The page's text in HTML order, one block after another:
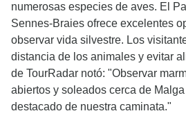
numerosas especies de aves. El
Sennes-Braies ofrece excelentes
observar vida silvestre. Los
distancia de los animales y evitar
de TourRadar notó: "Observar
abiertos y soleados cerca de
destacado de nuestra caminata."